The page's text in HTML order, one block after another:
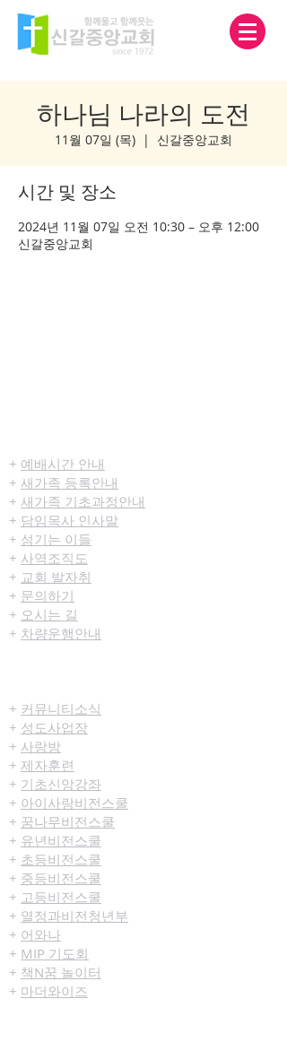
하나님 나라의 도전
11월 07일 (목)
  |
신갈중앙교회
시간 및 장소
2024년 11월 07일 오전 10:30 – 오후 12:00
신갈중앙교회
+ 예배시간 안내
+ 새가족 등록안내
+ 새가족 기초과정안내
+ 담임목사 인사말
+ 섬기는 이들
+ 사역조직도
+ 교회 발자취
+ 문의하기
+ 오시는 길
+ 차량운행안내
+ 커뮤니티​소식
+ 성도사업장
+ 사랑방
+ 제자훈련
+ 기초신앙강좌
+ 아이사랑비전스쿨
+ 꿈나무비전스쿨
+ 유년비전스쿨
+ 초등비전스쿨
+ 중등비전스쿨
+ 고등비전스쿨
+ 열정과비전청년부
+ 어와나
+ MIP 기도회
+ 책N꿈 놀이터
+ 마더와이즈